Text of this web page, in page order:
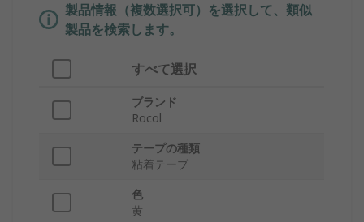
製品情報（複数選択可）を選択して、類似
製品を検索します。
すべて選択
ブランド
Rocol
テープの種類
粘着テープ
色
黄